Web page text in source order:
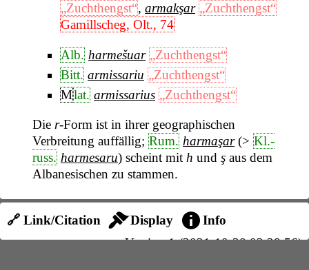
„Zuchthengst“, armakşar „Zuchthengst“
Gamillscheg, Olt., 74
Alb. harmešuar „Zuchthengst“
Bitt. armissariu „Zuchthengst“
Mlat. armissarius „Zuchthengst“
Die r-Form ist in ihrer geographischen
Verbreitung auffällig; Rum. harmaşar(> Kl.-
russ. harmesaru) scheint mit h und ş aus dem
Albanesischen zu stammen.
🔗 Link/Citation Display
Info
Version 1 (2021-10-28 03:28:56)